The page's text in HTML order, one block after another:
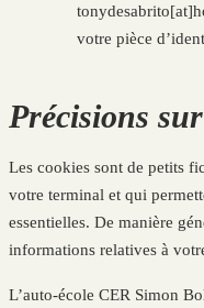
votre pièce
Précisions
Les cookies sont de petits
votre terminal et qui
essentielles. De manière
informations relatives à
L’auto-école CER Simon